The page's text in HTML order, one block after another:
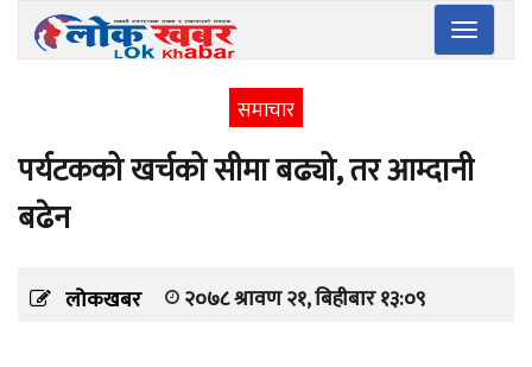
Toggle
समाचार
पर्यटकको खर्चको सीमा बढ्यो, तर आम्दानी
बढेन
लोकखबर २०७८ श्रावण २१, बिहीबार १३:०९